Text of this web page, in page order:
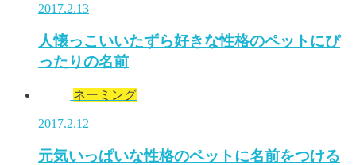
2017.2.13
人懐っこいいたずら好きな性格のペットにぴ
ったりの名前
ネーミング
2017.2.12
元気いっぱいな性格のペットに名前をつける